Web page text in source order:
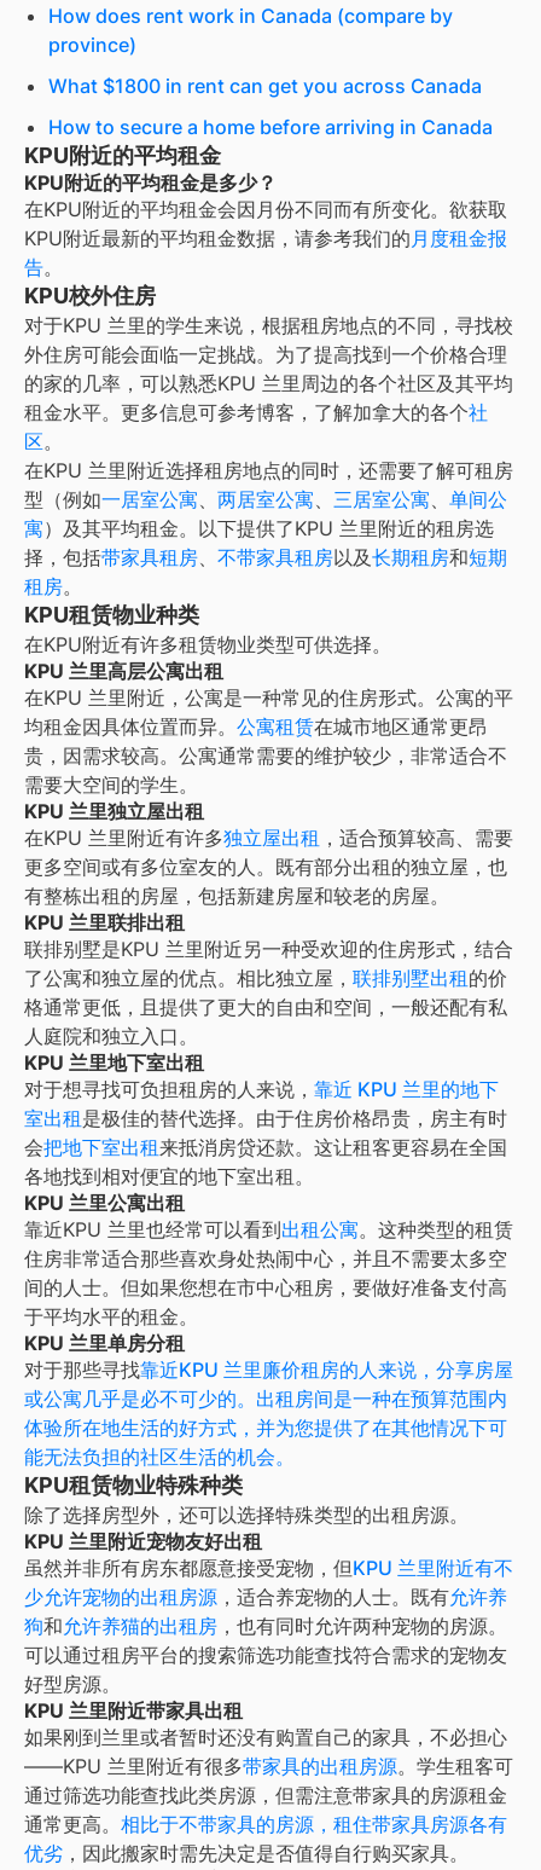
How does rent work in Canada (compare by
province)
What $1800 in rent can get you across Canada
How to secure a home before arriving in Canada
KPU附近的平均租金
KPU附近的平均租金是多少？
在KPU附近的平均租金会因月份不同而有所变化。欲获取
KPU附近最新的平均租金数据，请参考我们的月度租金报
告。
KPU校外住房
对于KPU 兰里的学生来说，根据租房地点的不同，寻找校
外住房可能会面临一定挑战。为了提高找到一个价格合理
的家的几率，可以熟悉KPU 兰里周边的各个社区及其平均
租金水平。更多信息可参考博客，了解加拿大的各个社
区。
在KPU 兰里附近选择租房地点的同时，还需要了解可租房
型（例如一居室公寓、 两居室公寓、 三居室公寓、 单间公
寓）及其平均租金。以下提供了KPU 兰里附近的租房选
择，包括带家具租房、 不带家具租房以及长期租房和短期
租房。
KPU租赁物业种类
在KPU附近有许多租赁物业类型可供选择。
KPU 兰里高层公寓出租
在KPU 兰里附近，公寓是一种常见的住房形式。公寓的平
均租金因具体位置而异。 公寓租赁在城市地区通常更昂
贵，因需求较高。公寓通常需要的维护较少，非常适合不
需要大空间的学生。
KPU 兰里独立屋出租
在KPU 兰里附近有许多独立屋出租 ，适合预算较高、需要
更多空间或有多位室友的人。既有部分出租的独立屋，也
有整栋出租的房屋，包括新建房屋和较老的房屋。
KPU 兰里联排出租
联排别墅是KPU 兰里附近另一种受欢迎的住房形式，结合
了公寓和独立屋的优点。相比独立屋， 联排别墅出租的价
格通常更低，且提供了更大的自由和空间，一般还配有私
人庭院和独立入口。
KPU 兰里地下室出租
对于想寻找可负担租房的人来说， 靠近 KPU 兰里的地下
室出租是极佳的替代选择。由于住房价格昂贵，房主有时
会把地下室出租来抵消房贷还款。这让租客更容易在全国
各地找到相对便宜的地下室出租。
KPU 兰里公寓出租
靠近KPU 兰里也经常可以看到出租公寓。这种类型的租赁
住房非常适合那些喜欢身处热闹中心，并且不需要太多空
间的人士。但如果您想在市中心租房，要做好准备支付高
于平均水平的租金。
KPU 兰里单房分租
对于那些寻找靠近KPU 兰里廉价租房的人来说，分享房屋
或公寓几乎是必不可少的。 出租房间是一种在预算范围内
体验所在地生活的好方式，并为您提供了在其他情况下可
能无法负担的社区生活的机会。
KPU租赁物业特殊种类
除了选择房型外，还可以选择特殊类型的出租房源。
KPU 兰里附近宠物友好出租
虽然并非所有房东都愿意接受宠物，但KPU 兰里附近有不
少允许宠物的出租房源 ，适合养宠物的人士。既有允许养
狗和允许养猫的出租房 ，也有同时允许两种宠物的房源。
可以通过租房平台的搜索筛选功能查找符合需求的宠物友
好型房源。
KPU 兰里附近带家具出租
如果刚到兰里或者暂时还没有购置自己的家具，不必担心
——KPU 兰里附近有很多带家具的出租房源。学生租客可
通过筛选功能查找此类房源，但需注意带家具的房源租金
通常更高。 相比于不带家具的房源，租住带家具房源各有
优劣 ，因此搬家时需先决定是否值得自行购买家具。